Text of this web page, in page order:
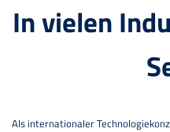
In vielen
Als internationaler